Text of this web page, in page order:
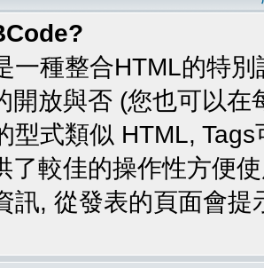
一種整合HTML的特
開放與否 (您也可以
型式類似 HTML,
了較佳的操作性方便
訊, 從發表的頁面會提